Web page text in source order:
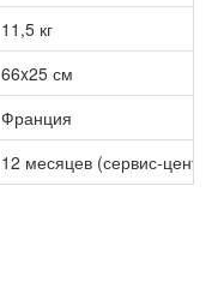
11,5 кг
66x25 см
Франция
12 месяцев (сервис-